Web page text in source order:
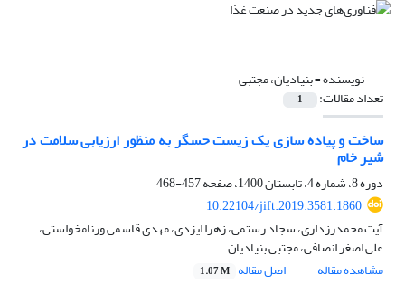
نویسنده =بنیادیان، مجتبی
تعداد مقالات: 1
ساخت و پیاده سازی یک زیست حسگر به منظور ارزیابی سلامت در
شیر خام
دوره 8، شماره 4، تابستان 1400، صفحه
457-468
10.22104/jift.2019.3581.1860
آیت محمدرزداری، سجاد رستمی، زهرا ایزدی، مهدی قاسمی ورنامخواستی،
علی اصغر انصافی، مجتبی بنیادیان
مشاهده مقاله
اصل مقاله 1.07 M